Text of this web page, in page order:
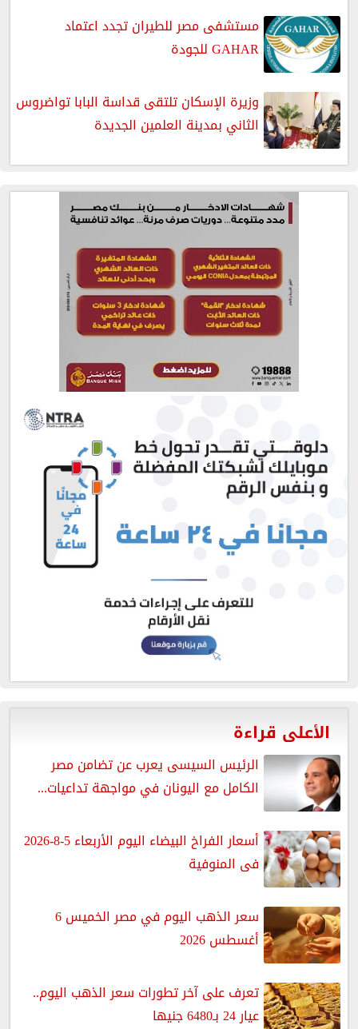
مستشفى مصر للطيران تجدد اعتماد
GAHAR للجودة
وزيرة الإسكان تلتقى قداسة البابا تواضروس
الثاني بمدينة العلمين الجديدة
الأعلى قراءة
الرئيس السيسى يعرب عن تضامن مصر
الكامل مع اليونان في مواجهة تداعيات...
أسعار الفراخ البيضاء اليوم الأربعاء 5-8-2026
فى المنوفية
سعر الذهب اليوم في مصر الخميس 6
أغسطس 2026
تعرف على آخر تطورات سعر الذهب اليوم..
عيار 24 بـ6480 جنيها